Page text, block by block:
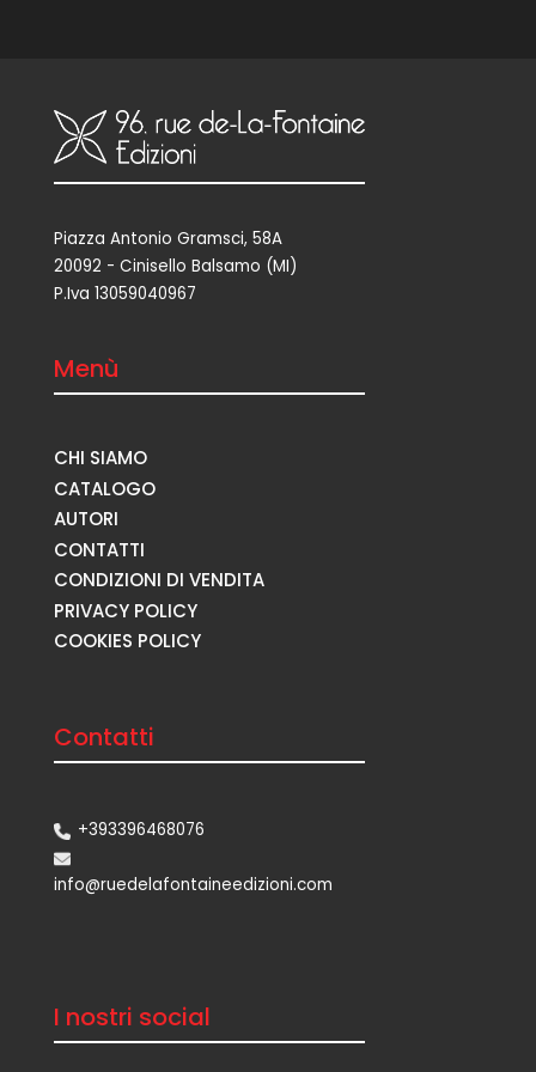
Piazza Antonio Gramsci, 58A
20092 - Cinisello Balsamo (MI)
P.Iva 13059040967
Menù
CHI SIAMO
CATALOGO
AUTORI
CONTATTI
CONDIZIONI DI VENDITA
PRIVACY POLICY
COOKIES POLICY
Contatti
+393396468076
info@ruedelafontaineedizioni.com
I nostri social